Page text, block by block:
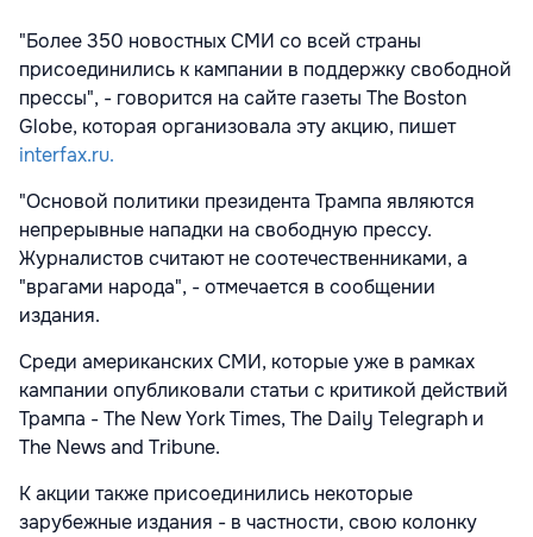
"Более 350 новостных СМИ со всей страны
присоединились к кампании в поддержку свободной
прессы", - говорится на сайте газеты The Boston
Globe, которая организовала эту акцию, пишет
interfax.ru.
"Основой политики президента Трампа являются
непрерывные нападки на свободную прессу.
Журналистов считают не соотечественниками, а
"врагами народа", - отмечается в сообщении
издания.
Среди американских СМИ, которые уже в рамках
кампании опубликовали статьи с критикой действий
Трампа - The New York Times, The Daily Telegraph и
The News and Tribune.
К акции также присоединились некоторые
зарубежные издания - в частности, свою колонку